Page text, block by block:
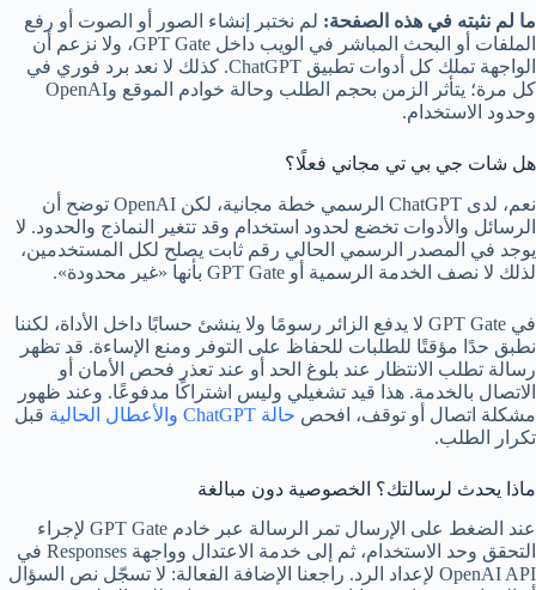
ما لم نثبته في هذه الصفحة: لم نختبر إنشاء الصور أو الصوت أو رفع
الملفات أو البحث المباشر في الويب داخل GPT Gate، ولا نزعم أن
الواجهة تملك كل أدوات تطبيق ChatGPT. كذلك لا نعد برد فوري في
كل مرة؛ يتأثر الزمن بحجم الطلب وحالة خوادم الموقع وOpenAI
وحدود الاستخدام.
هل شات جي بي تي مجاني فعلًا؟
نعم، لدى ChatGPT الرسمي خطة مجانية، لكن OpenAI توضح أن
الرسائل والأدوات تخضع لحدود استخدام وقد تتغير النماذج والحدود. لا
يوجد في المصدر الرسمي الحالي رقم ثابت يصلح لكل المستخدمين،
لذلك لا نصف الخدمة الرسمية أو GPT Gate بأنها «غير محدودة».
في GPT Gate لا يدفع الزائر رسومًا ولا ينشئ حسابًا داخل الأداة، لكننا
نطبق حدًا مؤقتًا للطلبات للحفاظ على التوفر ومنع الإساءة. قد تظهر
رسالة تطلب الانتظار عند بلوغ الحد أو عند تعذر فحص الأمان أو
الاتصال بالخدمة. هذا قيد تشغيلي وليس اشتراكًا مدفوعًا. وعند ظهور
مشكلة اتصال أو توقف، افحص حالة ChatGPT والأعطال الحالية
قبل
تكرار الطلب.
ماذا يحدث لرسالتك؟ الخصوصية دون مبالغة
عند الضغط على الإرسال تمر الرسالة عبر خادم GPT Gate لإجراء
التحقق وحد الاستخدام، ثم إلى خدمة الاعتدال وواجهة Responses في
OpenAI API لإعداد الرد. راجعنا الإضافة الفعالة: لا تسجّل نص السؤال